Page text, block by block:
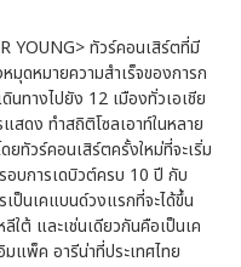
YOUNG> ทัวร์คอนเสิร์ตที่มี
ดหมายความสำเร็จของการก
นทางไปยัง 12 เมืองทั่วเอเชีย
สดง ทำสถิติโซลเอาท์ในหลาย
ทัวร์คอนเสิร์ตครั้งใหม่ที่จะเริ่ม
อบการเดบิวต์ครบ 10 ปี กับ
ป็นเคแบนด์วงแรกที่จะได้ขึ้น
ใต้ และเช่นเดียวกันคือเป็นเค
แพ็ค อารีน่าที่ประเทศไทย